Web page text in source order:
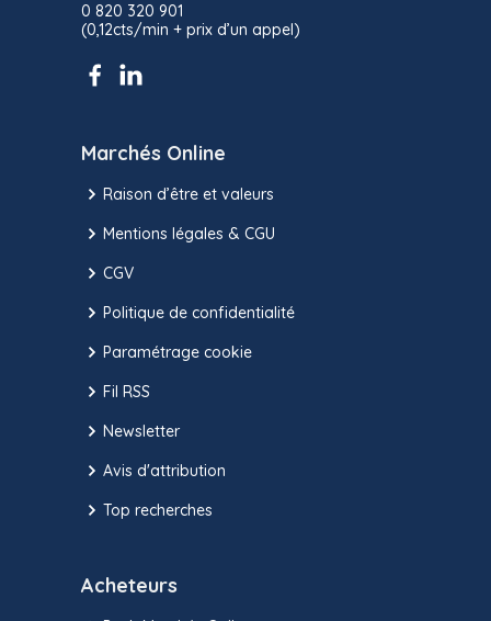
0 820 320 901
(0,12cts/min + prix d’un appel)
Marchés Online
Raison d’être et valeurs
Mentions légales & CGU
CGV
Politique de confidentialité
Paramétrage cookie
Fil RSS
Newsletter
Avis d'attribution
Top recherches
Acheteurs